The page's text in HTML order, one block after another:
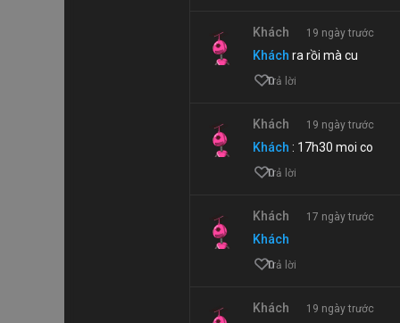
Khách 19 ngày trước
Khách ra rồi mà cu
0
Trả lời
Khách 19 ngày trước
Khách : 17h30 moi co
0
Trả lời
Khách 17 ngày trước
Khách
0
Trả lời
Khách 19 ngày trước